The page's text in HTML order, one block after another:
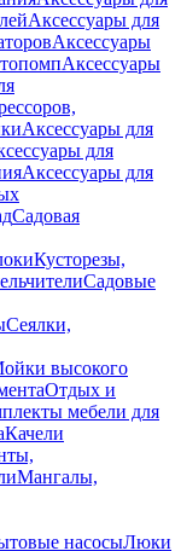
Аксессуары для
Аксессуары
Аксессуары
Аксессуары для
для
Аксессуары для
Садовая
Кусторезы,
Садовые
Сеялки,
высокого
Отдых и
мебели для
Качели
Мангалы,
насосыЛюки